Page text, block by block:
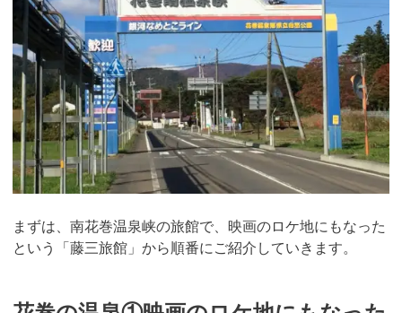
まずは、南花巻温泉峡の旅館で、映画のロケ地にもなった
という「藤三旅館」から順番にご紹介していきます。